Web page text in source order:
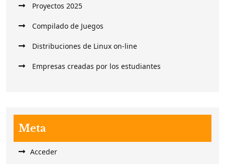
Proyectos 2025
Compilado de Juegos
Distribuciones de Linux on-line
Empresas creadas por los estudiantes
Meta
Acceder